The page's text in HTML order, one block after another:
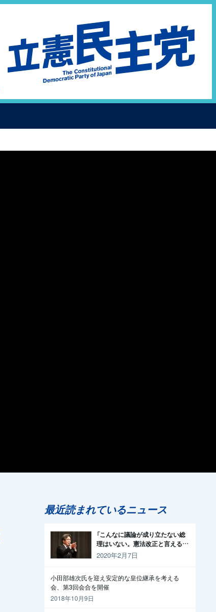
最近読まれているニュース
「こんなに議論が成り立たない総
理はいない。憲法改正と言える資
格がどこにある。市民と野党の力
で引きずり下ろそう」杉尾議員
2020年2月7日
小田部雄次氏を迎え安定的な皇位継承を考える
会、第3回会合を開催
2018年10月9日